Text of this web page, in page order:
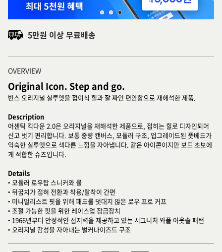
5만원 이상 무료배송
OVERVIEW
Original Icon. Step and go.
반스 오리지널 실루엣을 접이식 힐과 잘 짜인 편안함으로 재해석한 제품.
Description
어센틱 킥다운 2.0은 오리지널을 재해석한 제품으로, 접히는 힐로 디자인되어
신고 벗기 편리합니다. 보통 중량 캔버스, 모듈러 구조, 업그레이드된 풋베드가
익숙한 실루엣으로 색다른 느낌을 자아냅니다. 같은 아이콘이지만 보드 초보에
게 적합한 슈즈입니다.
Details
• 모듈러 로우탑 스니커와 뮬
• 뒤꿈치가 접혀 전환과 착용/탈착이 간편
• 미니멀리스트 핏을 위해 패드를 덧대지 않은 로우 프로 커프
• 조절 가능한 핏을 위한 레이스업 잠금장치
• 1966년부터 안정적인 접지력을 제공하고 있는 시그니처 와플 아웃솔 패턴
• 오리지널 감성을 자아내는 벌커나이즈드 구조